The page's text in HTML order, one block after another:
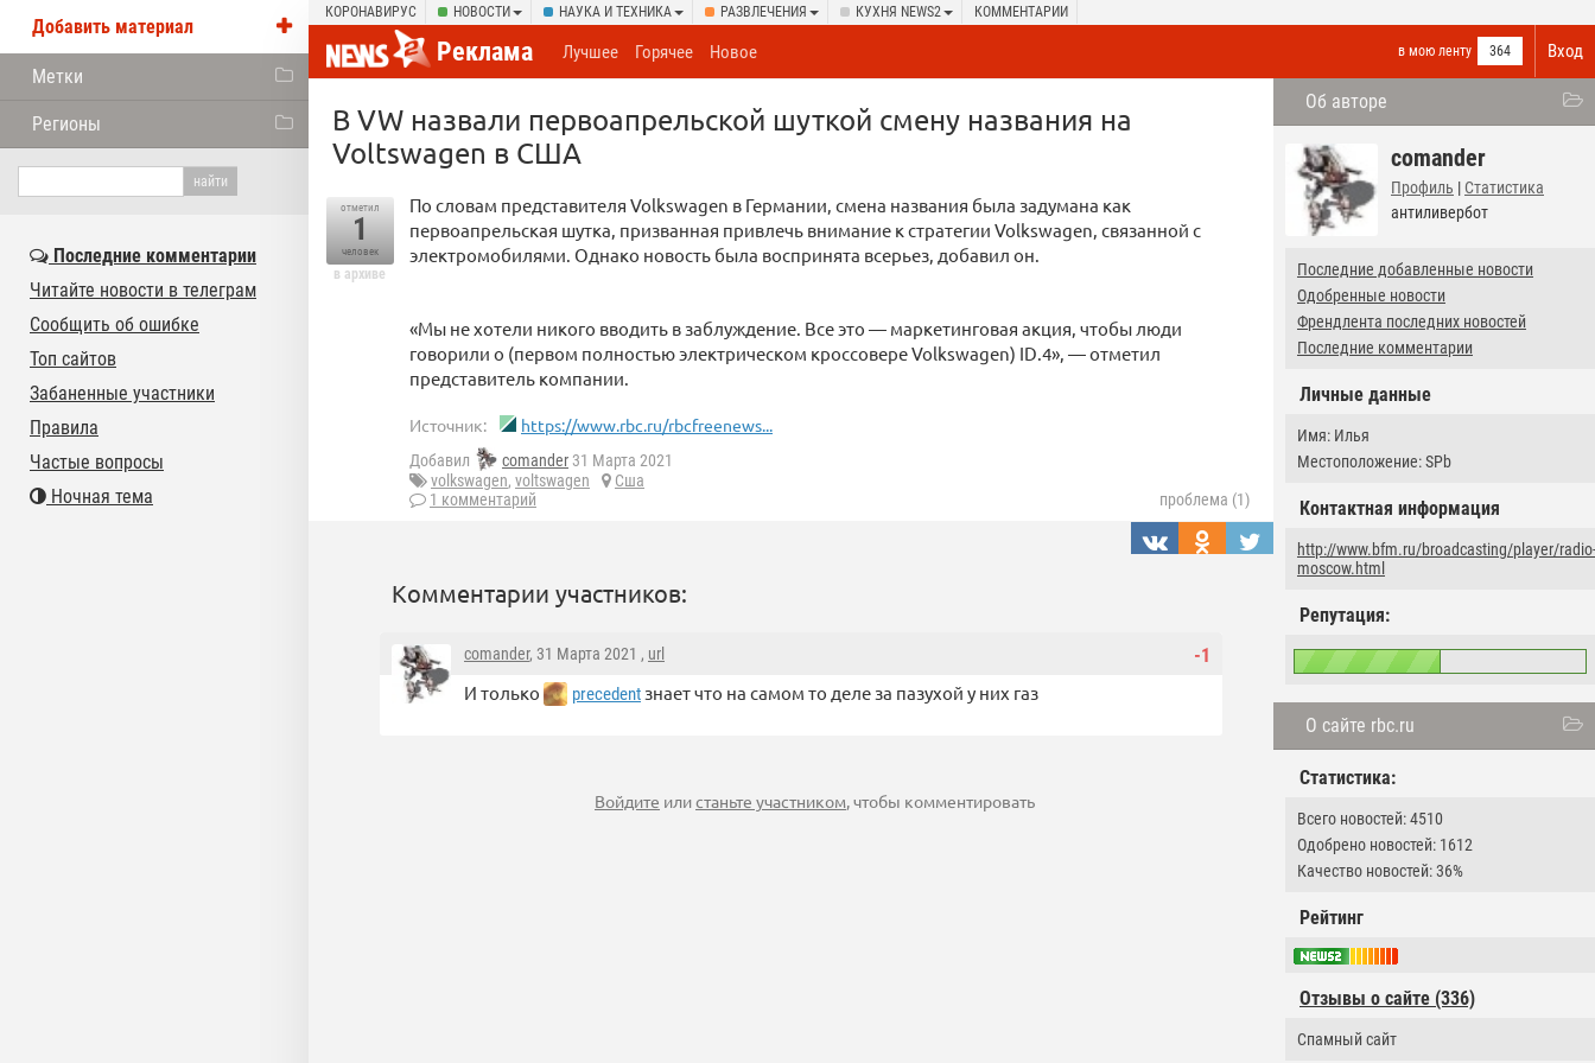
КОРОНАВИРУС НОВОСТИ НАУКА И ТЕХНИКА РАЗВЛЕЧЕНИЯ КУХНЯ NEWS2 КОММЕНТАРИИ
Вход
Реклама в мою ленту 364
Лучшее Горячее Новое
Об авторе
comander
Профиль | Статистика
антиливербот
Последние добавленные новости
Одобренные новости
Френдлента последних новостей
Последние комментарии
Личные данные
Имя: Илья
Местоположение: SPb
Контактная информация
http://www.bfm.ru/broadcasting/player/radio-
moscow.html
Репутация:
О сайте rbc.ru
Статистика:
Всего новостей: 4510
Одобрено новостей: 1612
Качество новостей: 36%
Рейтинг
Отзывы о сайте (336)
Спамный сайт
В VW назвали первоапрельской шуткой смену названия на
Voltswagen в США
отметил
1
человек
в архиве
По словам представителя Volkswagen в Германии, смена названия была задумана как
первоапрельская шутка, призванная привлечь внимание к стратегии Volkswagen, связанной с
электромобилями. Однако новость была воспринята всерьез, добавил он.
«Мы не хотели никого вводить в заблуждение. Все это — маркетинговая акция, чтобы люди
говорили о (первом полностью электрическом кроссовере Volkswagen) ID.4», — отметил
представитель компании.
Источник: https://www.rbc.ru/rbcfreenews...
Добавил comander 31 Марта 2021
volkswagen, voltswagen
Сша
1 комментарий
проблема (1)
Комментарии участников:
-1
comander, 31 Марта 2021 , url
И только precedent знает что на самом то деле за пазухой у них газ
Войдите илистаньте участником, чтобы комментировать
Добавить материал
Метки
Регионы
Последние комментарии
Читайте новости в телеграм
Сообщить об ошибке
Топ сайтов
Забаненные участники
Правила
Частые вопросы
Ночная тема